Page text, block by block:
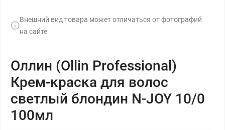
Внешний вид товара может отличаться от фотографий
на сайте
Оллин (Ollin Professional)
Крем-краска для волос
светлый блондин N-JOY 10/0
100мл